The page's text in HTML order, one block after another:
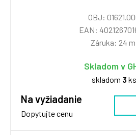
OBJ:
EAN:
Záruka: 24
Skladom v
skladom 3 ks
Na vyžiadanie
Dopytujte cenu